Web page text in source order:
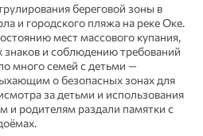
береговой зоны в
и городского пляжа на реке Оке.
мест массового купания,
и соблюдению требований
много семей с детьми —
о безопасных зонах для
за детьми и использования
и родителям раздали памятки с